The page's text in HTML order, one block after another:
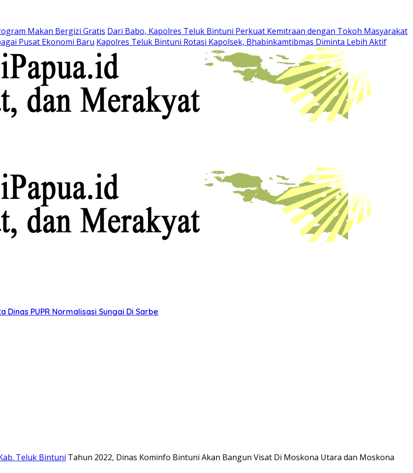
Makan Bergizi Gratis Dari Babo, Kapolres Teluk Bintuni Perkuat Kemitraan dengan Tokoh Masyarakat
Pusat Ekonomi Baru Kapolres Teluk Bintuni Rotasi Kapolsek, Bhabinkamtibmas Diminta Lebih Aktif
PUPR Normalisasi Sungai Di Sarbe
Teluk Bintuni Tahun 2022, Dinas Kominfo Bintuni Akan Bangun Visat Di Moskona Utara dan Moskona